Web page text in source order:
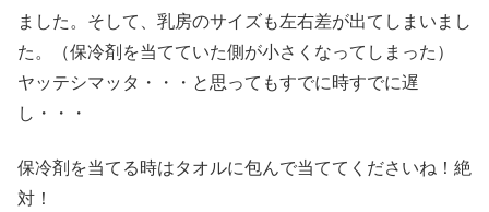
ました。そして、乳房のサイズも左右差が出てしまいまし
た。（保冷剤を当てていた側が小さくなってしまった）
ヤッテシマッタ・・・と思ってもすでに時すでに遅
し・・・
保冷剤を当てる時はタオルに包んで当ててくださいね！絶
対！